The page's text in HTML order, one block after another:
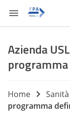
Azienda
Home Sanità
programma